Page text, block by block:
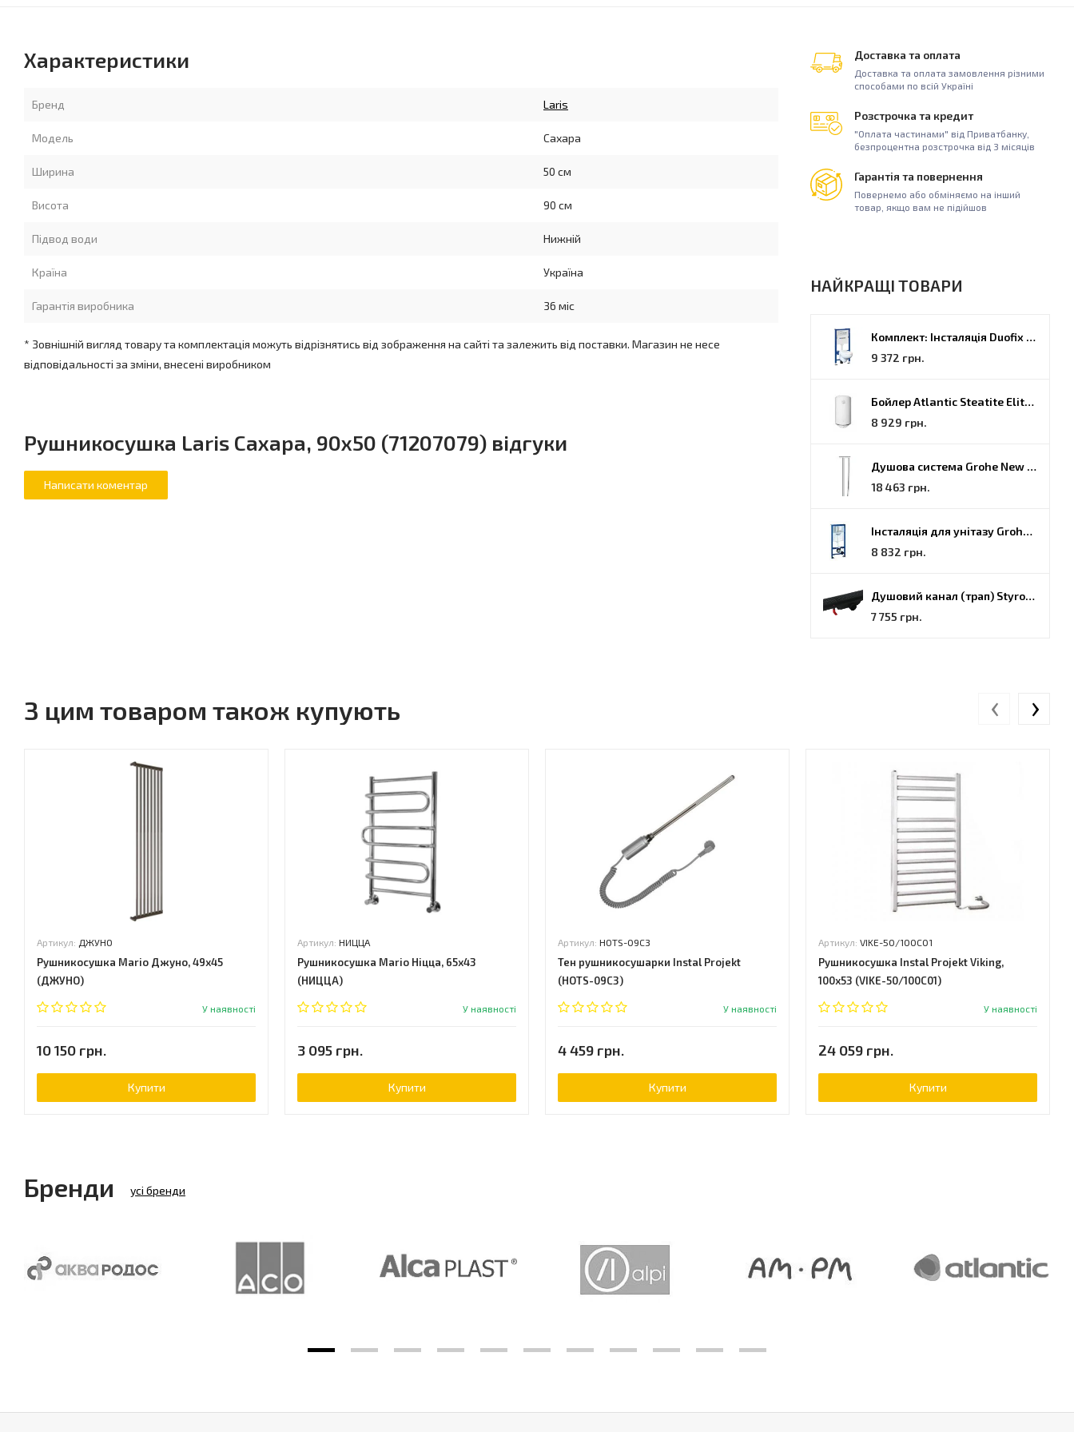
Доставка та оплата
Доставка та оплата замовлення різними
способами по всій Україні
Розстрочка та кредит
"Оплата частинами" від Приватбанку,
безпроцентна розстрочка від 3 місяців
Гарантія та повернення
Повернемо або обміняємо на інший
товар, якщо вам не підійшов
НАЙКРАЩІ ТОВАРИ
Комплект: Інсталяція Duofix PRO 20 + унітаз Kolo Idol (118.315.21.2)
9 372 грн.
Бойлер Atlantic Steatite Elite VM 080 D400 2 BC, 80 (851188)
8 929 грн.
Душова система Grohe New Tempesta Cosmopolitan (27922000)
18 463 грн.
Інсталяція для унітазу Grohe Rapid SL (38772001)
8 832 грн.
Душовий канал (трап) Styron, решітка Гармонія, 70 (STY-H-70-FF)
7 755 грн.
Характеристики
Бренд Laris
Модель Сахара
Ширина 50 см
Висота 90 см
Підвод води Нижній
Країна Україна
Гарантія виробника 36 міс
* Зовнішній вигляд товару та комплектація можуть відрізнятись від зображення на сайті та залежить від поставки. Магазин не несе
відповідальності за зміни, внесені виробником
Рушникосушка Laris Сахара, 90x50 (71207079) відгуки
З цим товаром також купують
Артикул: ДЖУНО
Рушникосушка Mario Джуно, 49x45
(ДЖУНО)
У наявності
10 150 грн.
Купити
Артикул: НИЦЦА
Рушникосушка Mario Ніцца, 65x43
(НИЦЦА)
У наявності
3 095 грн.
Купити
Артикул: HOTS-09C3
Тен рушникосушарки Instal Projekt
(HOTS-09C3)
У наявності
4 459 грн.
Купити
Артикул: VIKE-50/100C01
Рушникосушка Instal Projekt Viking,
100x53 (VIKE-50/100C01)
У наявності
24 059 грн.
Купити
‹ ›
Бренди усі бренди